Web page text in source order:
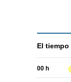
El tiempo
00 h